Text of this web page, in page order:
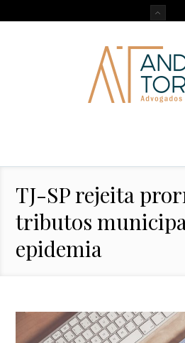
TJ-SP rejeita
tributos
epidemia